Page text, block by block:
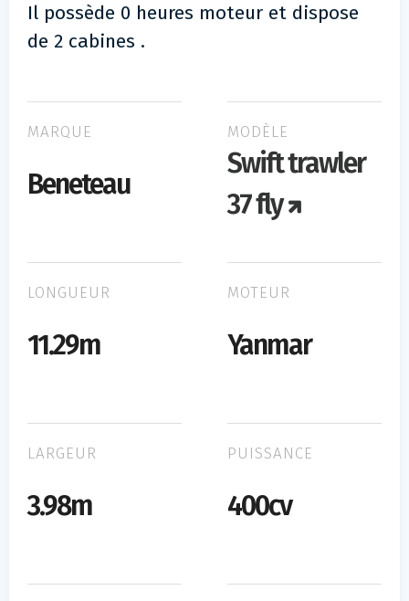
Il possède 0 heures moteur et dispose
de 2 cabines .
MARQUE
Beneteau
MODÈLE
Swift trawler
37 fly
LONGUEUR
11.29m
MOTEUR
Yanmar
LARGEUR
3.98m
PUISSANCE
400cv